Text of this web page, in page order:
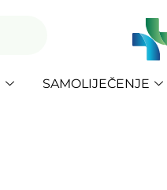
SAMOLIJEČENJE